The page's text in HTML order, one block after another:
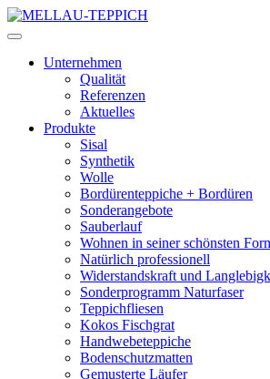
Unternehmen
Qualität
Referenzen
Aktuelles
Produkte
Sisal
Synthetik
Wolle
Bordürenteppiche + Bordüren
Sonderangebote
Sauberlauf
Wohnen in seiner schönsten
Natürlich professionell
Widerstandskraft und
Sonderprogramm Naturfaser
Teppichfliesen
Kokos Fischgrat
Handwebeteppiche
Bodenschutzmatten
Gemusterte Läufer